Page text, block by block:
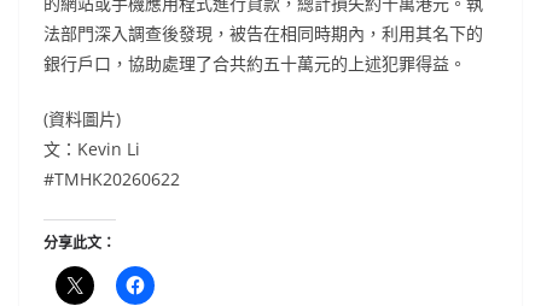
法部門深入調查後發現，被告在相同時期內，利用其名下的
銀行戶口，協助處理了合共約五十萬元的上述犯罪得益。
(資料圖片)
文：Kevin Li
#TMHK20260622
分享此文：